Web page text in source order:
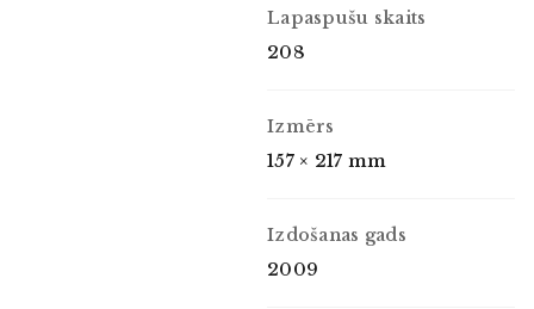
Lapaspušu skaits
208
Izmērs
157 × 217 mm
Izdošanas gads
2009